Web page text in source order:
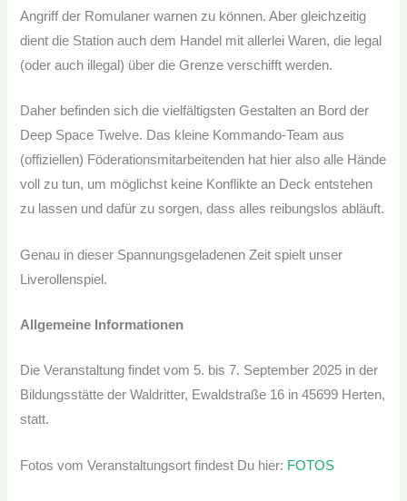
Angriff der Romulaner warnen zu können. Aber gleichzeitig
dient die Station auch dem Handel mit allerlei Waren, die legal
(oder auch illegal) über die Grenze verschifft werden.
Daher befinden sich die vielfältigsten Gestalten an Bord der
Deep Space Twelve. Das kleine Kommando-Team aus
(offiziellen) Föderationsmitarbeitenden hat hier also alle Hände
voll zu tun, um möglichst keine Konflikte an Deck entstehen
zu lassen und dafür zu sorgen, dass alles reibungslos abläuft.
Genau in dieser Spannungsgeladenen Zeit spielt unser
Liverollenspiel.
Allgemeine Informationen
Die Veranstaltung findet vom 5. bis 7. September 2025 in der
Bildungsstätte der Waldritter, Ewaldstraße 16 in 45699 Herten,
statt.
Fotos vom Veranstaltungsort findest Du hier: FOTOS